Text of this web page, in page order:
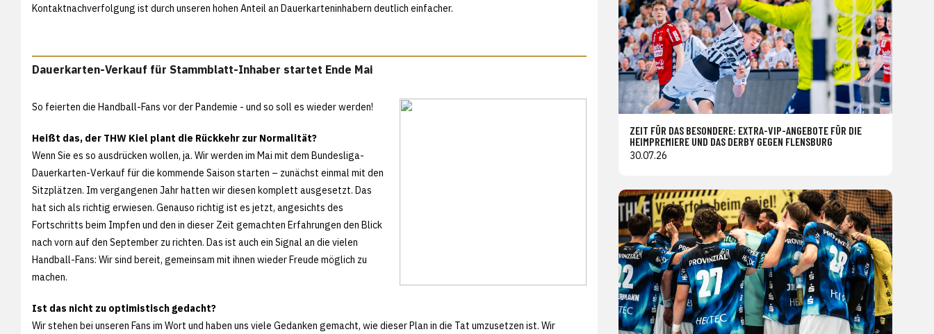
Kontaktnachverfolgung ist durch unseren hohen Anteil an Dauerkarteninhabern deutlich einfacher.
Dauerkarten-Verkauf für Stammblatt-Inhaber startet Ende Mai
So feierten die Handball-Fans vor der Pandemie - und so soll es wieder werden!
Heißt das, der THW Kiel plant die Rückkehr zur Normalität?
Wenn Sie es so ausdrücken wollen, ja. Wir werden im Mai mit dem Bundesliga-
Dauerkarten-Verkauf für die kommende Saison starten – zunächst einmal mit den
Sitzplätzen. Im vergangenen Jahr hatten wir diesen komplett ausgesetzt. Das
hat sich als richtig erwiesen. Genauso richtig ist es jetzt, angesichts des
Fortschritts beim Impfen und den in dieser Zeit gemachten Erfahrungen den Blick
nach vorn auf den September zu richten. Das ist auch ein Signal an die vielen
Handball-Fans: Wir sind bereit, gemeinsam mit ihnen wieder Freude möglich zu
machen.
Ist das nicht zu optimistisch gedacht?
Wir stehen bei unseren Fans im Wort und haben uns viele Gedanken gemacht, wie dieser Plan in die Tat umzusetzen ist. Wir
ZEIT FÜR DAS BESONDERE: EXTRA-VIP-ANGEBOTE FÜR DIE
HEIMPREMIERE UND DAS DERBY GEGEN FLENSBURG
30.07.26